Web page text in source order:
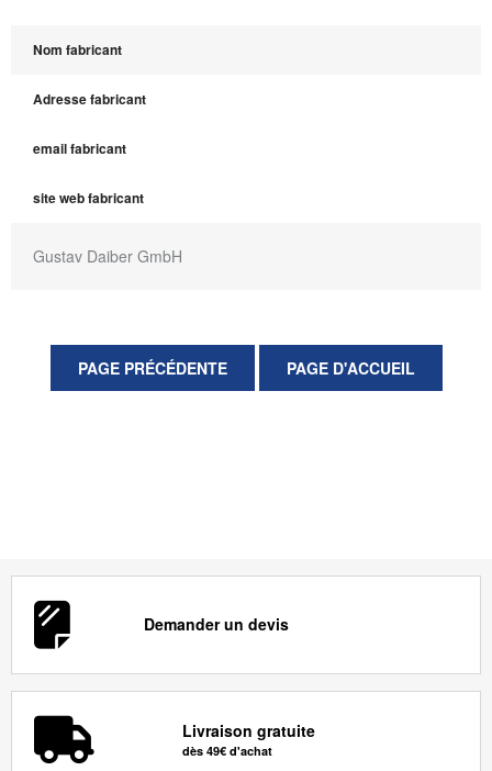
Nom fabricant
Adresse fabricant
email fabricant
site web fabricant
Gustav Daiber GmbH
Demander un devis
Livraison gratuite
dès 49€ d'achat